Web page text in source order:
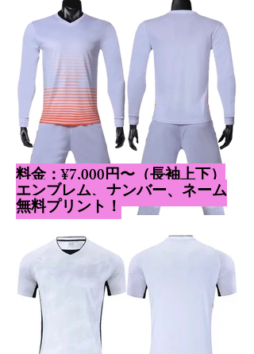
​料金：¥7,000円〜（長袖上下）
​エンブレム、ナンバー、ネーム
無料プリント！